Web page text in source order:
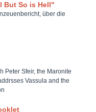
But So is Hell"
über die
Peter Sfeir, the Maronite
Vassula and the